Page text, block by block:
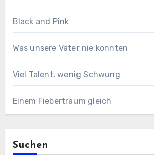
Black and Pink
Was unsere Väter nie konnten
Viel Talent, wenig Schwung
Einem Fiebertraum gleich
Suchen